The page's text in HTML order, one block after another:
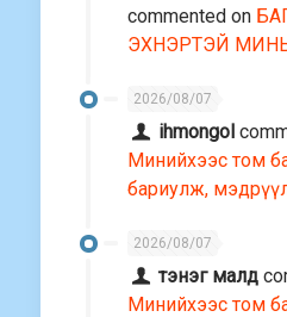
commented on
ЭХНЭРТЭЙ
2026/08/07
ihmongol
Минийхээс том
бариулж,
2026/08/07
тэнэг малд
Минийхээс том